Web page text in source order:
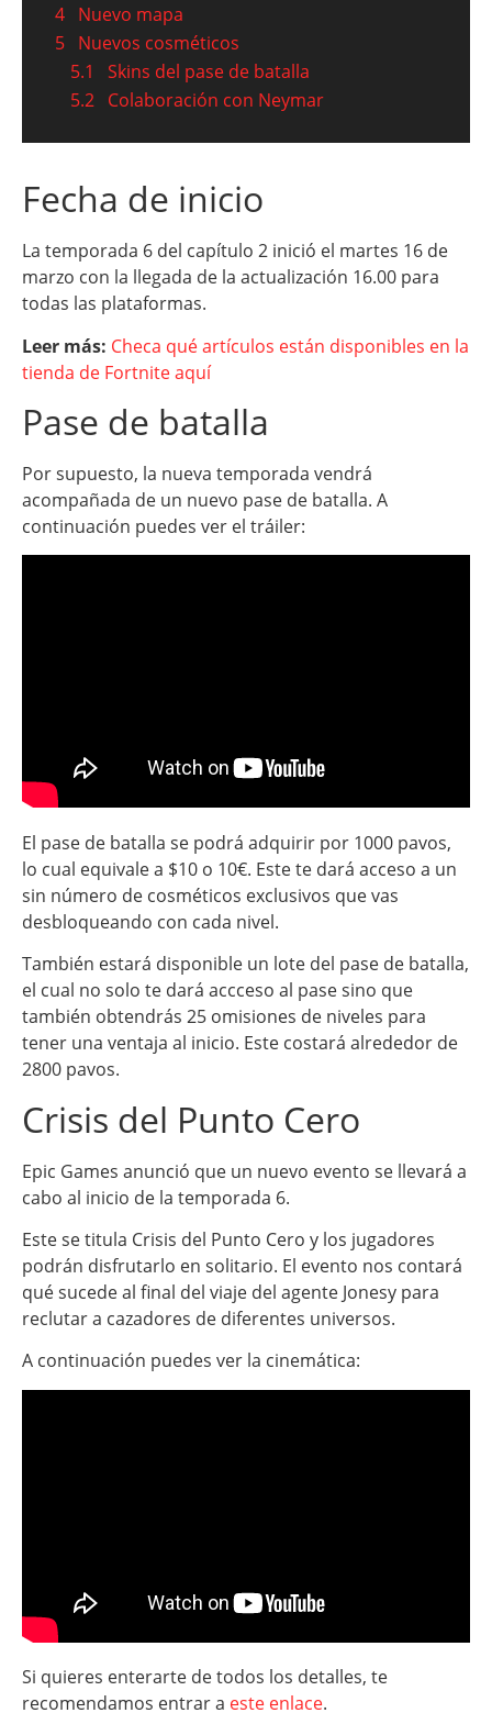
4 Nuevo mapa
5 Nuevos cosméticos
5.1
Skins del pase de batalla
5.2 Colaboración con Neymar
Fecha de inicio
La temporada 6 del capítulo 2 inició el martes 16 de
marzo con la llegada de la actualización 16.00 para
todas las plataformas.
Leer más: Checa qué artículos están disponibles en la
tienda de Fortnite aquí
Pase de batalla
Por supuesto, la nueva temporada vendrá
acompañada de un nuevo pase de batalla. A
continuación puedes ver el tráiler:
El pase de batalla se podrá adquirir por 1000 pavos,
lo cual equivale a $10 o 10€. Este te dará acceso a un
sin número de cosméticos exclusivos que vas
desbloqueando con cada nivel.
También estará disponible un lote del pase de batalla,
el cual no solo te dará accceso al pase sino que
también obtendrás 25 omisiones de niveles para
tener una ventaja al inicio. Este costará alrededor de
2800 pavos.
Crisis del Punto Cero
Epic Games anunció que un nuevo evento se llevará a
cabo al inicio de la temporada 6.
Este se titula Crisis del Punto Cero y los jugadores
podrán disfrutarlo en solitario. El evento nos contará
qué sucede al final del viaje del agente Jonesy para
reclutar a cazadores de diferentes universos.
A continuación puedes ver la cinemática:
Si quieres enterarte de todos los detalles, te
recomendamos entrar a este enlace.